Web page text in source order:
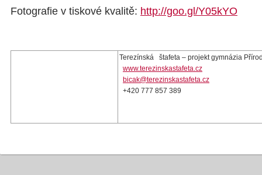
Fotografie v tiskové kvalitě: http://goo.gl/Y05kYO
Terezínská štafeta – projekt gymnázia
www.terezinskastafeta.cz
bicak@terezinskastafeta.cz
+420 777 857 389